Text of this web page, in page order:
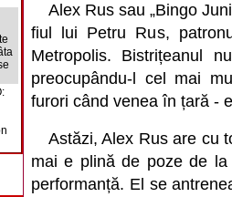
Alex Rus sau „Bingo
fiul lui Petru Rus,
Metropolis. Bistrițeanul
preocupându-l cel mai
furori când venea în țară -
Astăzi, Alex Rus are cu
mai e plină de poze de
performanță. El se